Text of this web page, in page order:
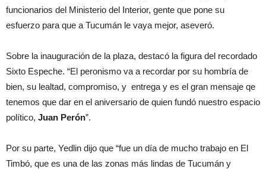
funcionarios del Ministerio del Interior, gente que pone su
esfuerzo para que a Tucumán le vaya mejor, aseveró.
Sobre la inauguración de la plaza, destacó la figura del recordado
Sixto Espeche. “El peronismo va a recordar por su hombría de
bien, su lealtad, compromiso, y entrega y es el gran mensaje qe
tenemos que dar en el aniversario de quien fundó nuestro espacio
político, Juan Perón”.
Por su parte, Yedlin dijo que “fue un día de mucho trabajo en El
Timbó, que es una de las zonas más lindas de Tucumán y